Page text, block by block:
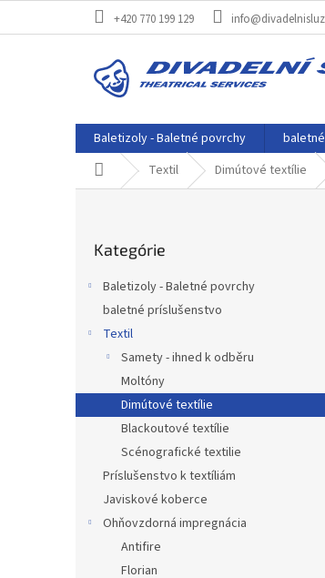
+420 770 199 129
Baletizoly - Baletné povrchy
Domov Textil Dimútové textílie
kategórie
Kategórie
Baletizoly - Baletné povrchy
baletné príslušenstvo
Textil
Samety - ihned k odběru
Moltóny
Dimútové textílie
Blackoutové textílie
Scénografické textilie
Príslušenstvo k textíliám
Javiskové koberce
Ohňovzdorná impregnácia
Antifire
Florian